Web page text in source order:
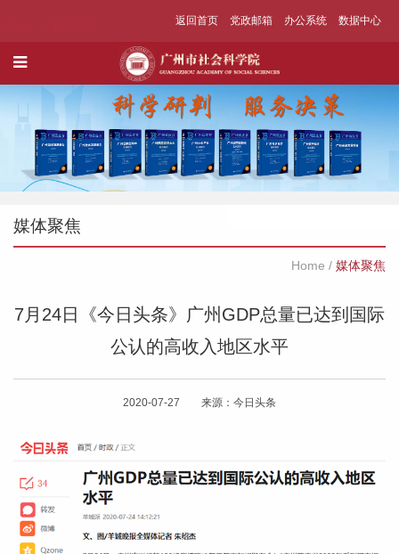
返回首页 党政邮箱 办公系统 数据中心
媒体聚焦
Home / 媒体聚焦
7月24日《今日头条》广州GDP总量已达到国际
公认的高收入地区水平
2020-07-27 来源：今日头条